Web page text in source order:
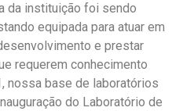
da instituição foi sendo
equipada para atuar em
e prestar
requerem conhecimento
nossa base de laboratórios
do Laboratório de